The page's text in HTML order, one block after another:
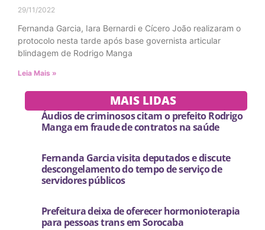
29/11/2022
Fernanda Garcia, Iara Bernardi e Cícero João realizaram o
protocolo nesta tarde após base governista articular
blindagem de Rodrigo Manga
Leia Mais »
MAIS LIDAS
Áudios de criminosos citam o prefeito Rodrigo
Manga em fraude de contratos na saúde
Fernanda Garcia visita deputados e discute
descongelamento do tempo de serviço de
servidores públicos
Prefeitura deixa de oferecer hormonioterapia
para pessoas trans em Sorocaba